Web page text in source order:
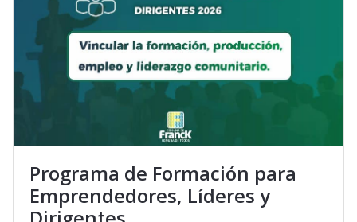
Programa de Formación para
Emprendedores, Líderes y